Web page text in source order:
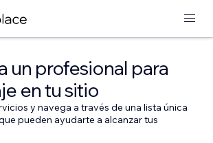
un profesional para
en tu sitio
y navega a través de una lista única
pueden ayudarte a alcanzar tus